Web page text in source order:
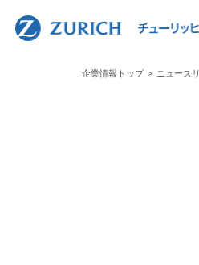
会社概要トップ
運営体制と方針
お客さまの声へ
ニュースリリー
業績報告トップ
採用情報トップ
企業情報トップ ニュース